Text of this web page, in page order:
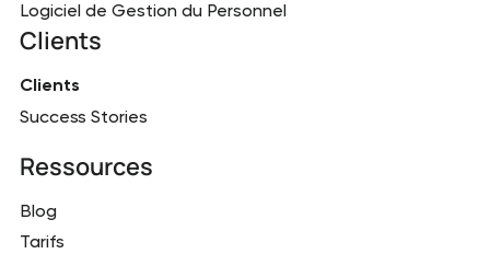
Logiciel de Gestion du Personnel
Clients
Clients
Success Stories
Ressources
Blog
Tarifs